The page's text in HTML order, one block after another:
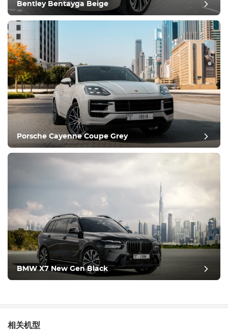
Bentley Bentayga Beige
Porsche Cayenne Coupe Grey
BMW X7 New Gen Black
相关机型